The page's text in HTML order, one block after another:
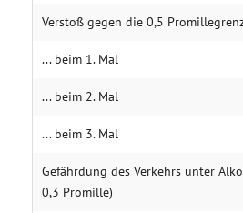
Verstoß gegen die 0,5
... beim 1. Mal
... beim 2. Mal
... beim 3. Mal
Gefährdung des Verkehrs unter
0,3 Promille)